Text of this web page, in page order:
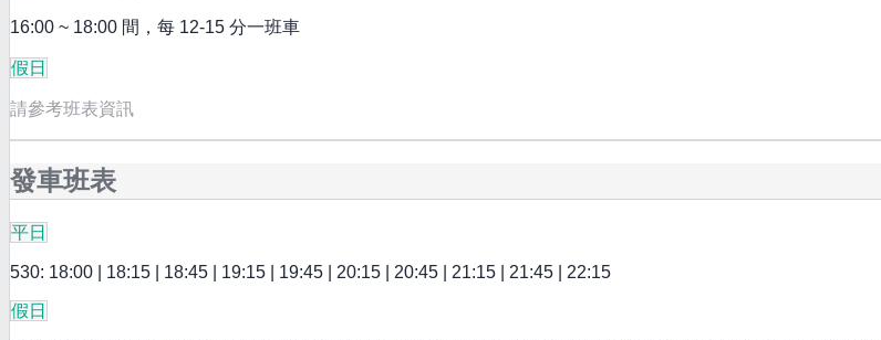
16:00 ~ 18:00 間，每 12-15 分一班車
假日
請參考班表資訊
發車班表
平日
530: 18:00 | 18:15 | 18:45 | 19:15 | 19:45 | 20:15 | 20:45 | 21:15 | 21:45 | 22:15
假日